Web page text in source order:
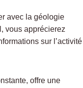
avec la géologie
vous apprécierez
sur l’activité
offre une